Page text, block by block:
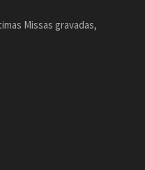
Missas gravadas,